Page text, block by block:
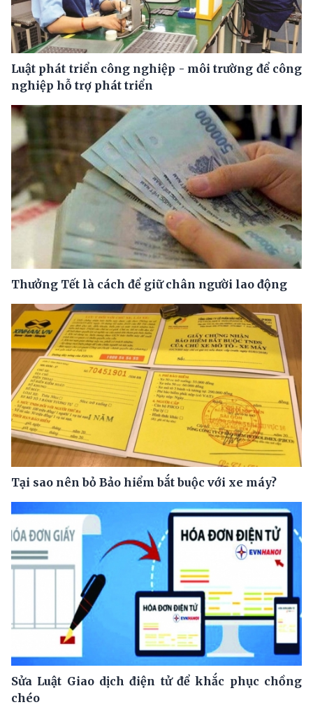
Luật phát triển công nghiệp - môi trường để công
nghiệp hỗ trợ phát triển
Thưởng Tết là cách để giữ chân người lao động
Tại sao nên bỏ Bảo hiểm bắt buộc với xe máy?
Sửa Luật Giao dịch điện tử để khắc phục chồng
chéo